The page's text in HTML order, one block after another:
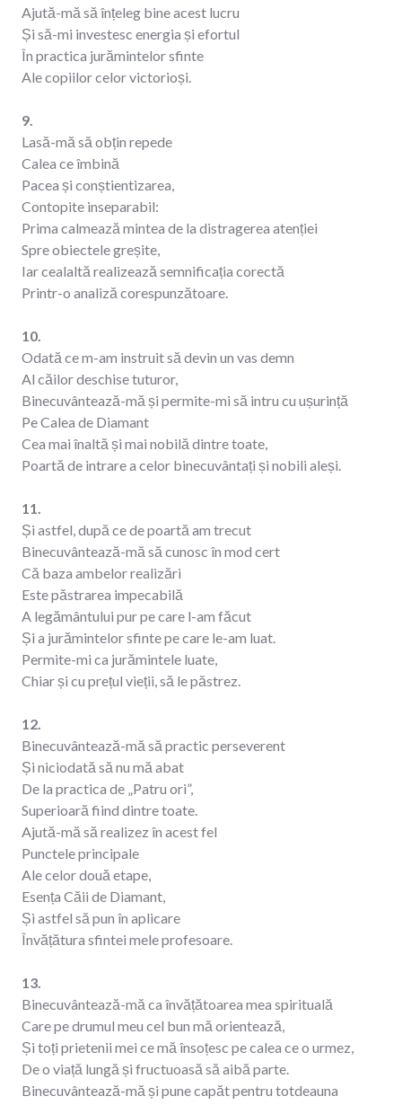
Ajută-mă să înțeleg bine acest lucru
Și să-mi investesc energia și efortul
În practica jurămintelor sfinte
Ale copiilor celor victorioși.
9.
Lasă-mă să obțin repede
Calea ce îmbină
Pacea și conștientizarea,
Contopite inseparabil:
Prima calmează mintea de la distragerea atenției
Spre obiectele greșite,
Iar cealaltă realizează semnificația corectă
Printr-o analiză corespunzătoare.
10.
Odată ce m-am instruit să devin un vas demn
Al căilor deschise tuturor,
Binecuvântează-mă și permite-mi să intru cu ușurință
Pe Calea de Diamant
Cea mai înaltă și mai nobilă dintre toate,
Poartă de intrare a celor binecuvântați și nobili aleși.
11.
Și astfel, după ce de poartă am trecut
Binecuvântează-mă să cunosc în mod cert
Că baza ambelor realizări
Este păstrarea impecabilă
A legământului pur pe care l-am făcut
Și a jurămintelor sfinte pe care le-am luat.
Permite-mi ca jurămintele luate,
Chiar și cu prețul vieții, să le păstrez.
12.
Binecuvântează-mă să practic perseverent
Și niciodată să nu mă abat
De la practica de „Patru ori”,
Superioară fiind dintre toate.
Ajută-mă să realizez în acest fel
Punctele principale
Ale celor două etape,
Esența Căii de Diamant,
Și astfel să pun în aplicare
Învățătura sfintei mele profesoare.
13.
Binecuvântează-mă ca învățătoarea mea spirituală
Care pe drumul meu cel bun mă orientează,
Și toți prietenii mei ce mă însoțesc pe calea ce o urmez,
De o viață lungă și fructuoasă să aibă parte.
Binecuvântează-mă și pune capăt pentru totdeauna